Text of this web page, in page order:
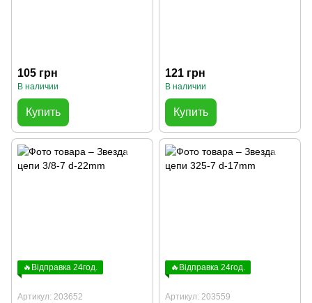
105 грн
В наличии
Купить
121 грн
В наличии
Купить
🔥Відправка 24год.
Артикул: 203652
🔥Відправка 24год.
Артикул: 203559